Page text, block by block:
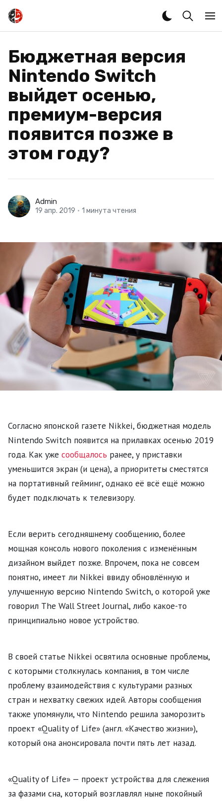
Бюджетная версия
Nintendo Switch
выйдет осенью,
премиум-версия
появится позже в
этом году?
Admin
19 апр. 2019 • 1 минута чтения
Согласно японской газете Nikkei, бюджетная модель
Nintendo Switch появится на прилавках осенью 2019
года. Как уже сообщалось ранее, у приставки
уменьшится экран (и цена), а приоритеты сместятся
на портативный гейминг, однако её всё ещё можно
будет подключать к телевизору.
Если верить сегодняшнему сообщению, более
мощная консоль нового поколения с изменённым
дизайном выйдет позже. Впрочем, пока не совсем
понятно, имеет ли Nikkei ввиду обновлённую и
улучшенную версию Nintendo Switch, о которой уже
говорил The Wall Street Journal, либо какое-то
принципиально новое устройство.
В своей статье Nikkei освятила основные проблемы,
с которыми столкнулась компания, в том числе
проблему взаимодействия с культурами разных
стран и нехватку свежих идей. Авторы сообщения
также упомянули, что Nintendo решила заморозить
проект «Quality of Life» (англ. «Качество жизни»),
который она анонсировала почти пять лет назад.
«Quality of Life» — проект устройства для слежения
за фазами сна, который возглавлял ныне покойный